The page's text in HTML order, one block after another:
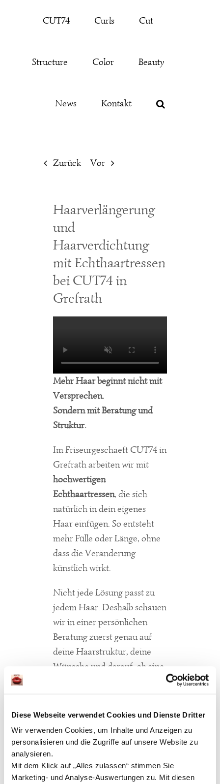
Diese Webseite verwendet Cookies und Dienste Dritter
Wir verwenden Cookies, um Inhalte und Anzeigen zu
personalisieren und die Zugriffe auf unsere Website zu
analysieren.
Mit dem Klick auf „Alles zulassen“ stimmen Sie
Marketing- und Analyse-Auswertungen zu. Mit diesen
CUT74 Curls Cut
Structure Color Beauty
News Kontakt
Zurück Vor
Haarverlängerung
und
Haarverdichtung
mit Echthaartressen
bei CUT74 in
Grefrath
MehrHaarbeginntnichtmit
Versprechen.
SondernmitBeratungund
Struktur.
ImFriseurgeschaeft CUT74in
Grefratharbeitenwirmit
hochwertigen
Echthaartressen, die sich
natürlichindeineigenes
Haareinfügen. So entsteht
mehrFülle oderLänge, ohne
dassdie Veränderung
künstlichwirkt.
Nichtjede Lösungpasstzu
jedemHaar. Deshalbschauen
wirineinerpersönlichen
Beratungzuerstgenauauf
deine Haarstruktur, deine
Wünsche und darauf, ob eine
Haarverdichtungmit
Echthaartressenfürdich
sinnvoll ist.
immer
Ergebnis,dassichnatürlich
anfühlt,harmonischbewegt